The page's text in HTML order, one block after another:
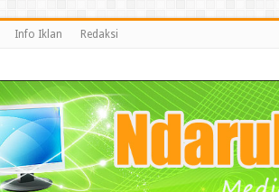
Info Iklan Redaksi